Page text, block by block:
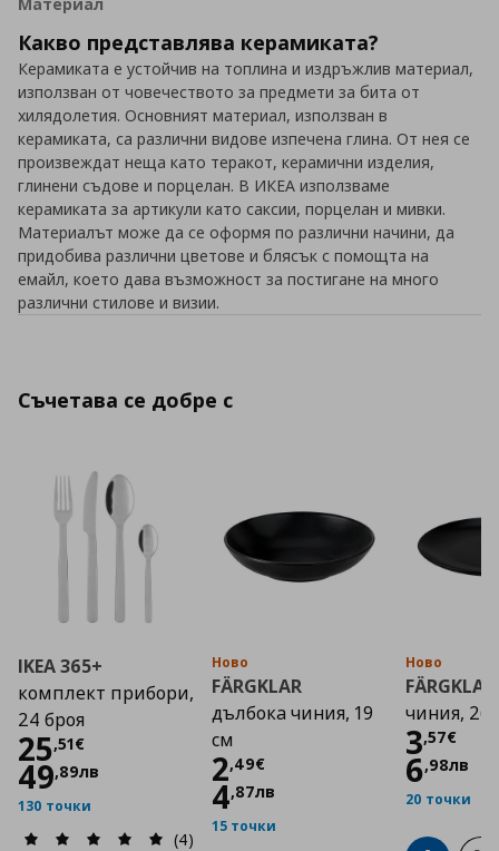
Какво представлява керамиката?
Керамиката е устойчив на топлина и издръжлив материал,
използван от човечеството за предмети за бита от
хилядолетия. Основният материал, използван в
керамиката, са различни видове изпечена глина. От нея се
произвеждат неща като теракот, керамични изделия,
глинени съдове и порцелан. В ИКЕА използваме
керамиката за артикули като саксии, порцелан и мивки.
Материалът може да се оформя по различни начини, да
придобива различни цветове и блясък с помощта на
емайл, което дава възможност за постигане на много
различни стилове и визии.
Съчетава се добре с
IKEA 365+
комплект прибори,
24 броя
25,51€
Цена
49,89лв
130 точки
(4)
Ново
FÄRGKLAR
дълбока чиния, 19
см
2,49€
Цена
4,87лв
15 точки
Ново
FÄRGKLAR
чиния, 26
3,57€
Цена
6,98лв
20 точки